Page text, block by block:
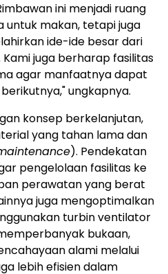
ini menjadi ruang
untuk makan, tetapi juga
ide-ide besar dari
juga berharap fasilitas
agar manfaatnya dapat
ungkapnya.
konsep berkelanjutan,
yang tahan lama dan
). Pendekatan
pengelolaan fasilitas ke
perawatan yang berat
juga mengoptimalkan
turbin ventilator
bukaan,
alami melalui
lebih efisien dalam